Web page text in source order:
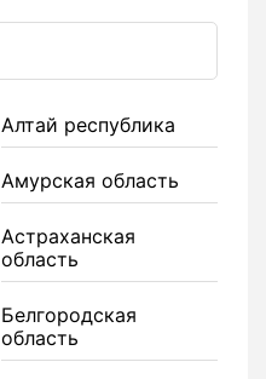
Алтай республика
Амурская область
Астраханская
область
Белгородская
область